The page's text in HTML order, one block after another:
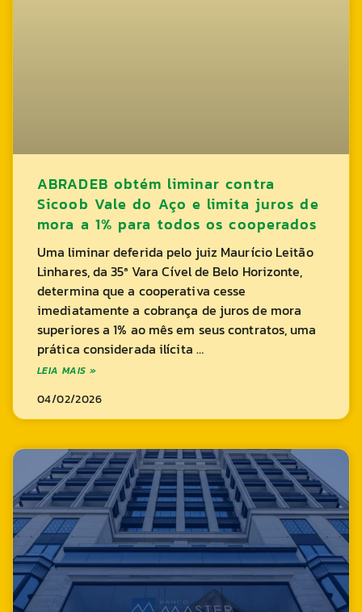
ABRADEB obtém liminar contra
Sicoob Vale do Aço e limita juros de
mora a 1% para todos os cooperados
Uma liminar deferida pelo juiz Maurício Leitão
Linhares, da 35ª Vara Cível de Belo Horizonte,
determina que a cooperativa cesse
imediatamente a cobrança de juros de mora
superiores a 1% ao mês em seus contratos, uma
prática considerada ilícita …
LEIA MAIS »
04/02/2026